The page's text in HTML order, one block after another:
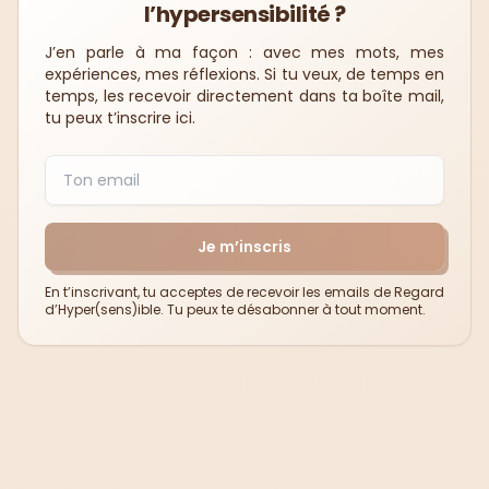
l’hypersensibilité ?
J’en parle à ma façon : avec mes mots, mes
expériences, mes réflexions. Si tu veux, de temps en
temps, les recevoir directement dans ta boîte mail,
tu peux t’inscrire ici.
Je m’inscris
En t’inscrivant, tu acceptes de recevoir les emails de Regard
d’Hyper(sens)ible. Tu peux te désabonner à tout moment.